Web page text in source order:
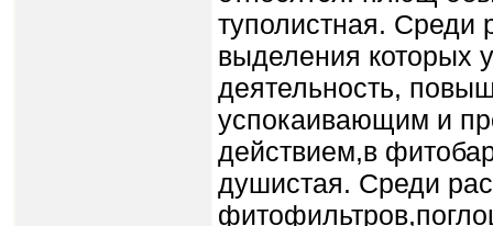
туполистная. Среди
выделения которых
деятельность,
успокаивающим и
действием,в
ду­шистая. Среди